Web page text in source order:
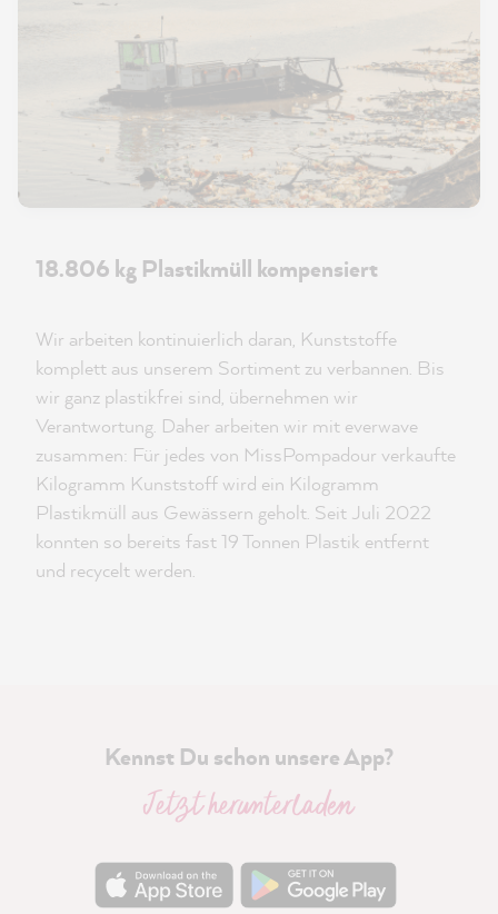
18.806 kg Plastikmüll kompensiert
Wir arbeiten kontinuierlich daran, Kunststoffe
komplett aus unserem Sortiment zu verbannen. Bis
wir ganz plastikfrei sind, übernehmen wir
Verantwortung. Daher arbeiten wir mit everwave
zusammen: Für jedes von MissPompadour verkaufte
Kilogramm Kunststoff wird ein Kilogramm
Plastikmüll aus Gewässern geholt. Seit Juli 2022
konnten so bereits fast 19 Tonnen Plastik entfernt
und recycelt werden.
Kennst Du schon unsere App?
Jetzt herunterladen